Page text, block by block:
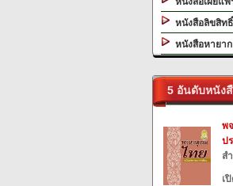
หนังสือลิขสิท
หนังสือหายา
5 อันดับหนัง
พ
ป
ส
เ